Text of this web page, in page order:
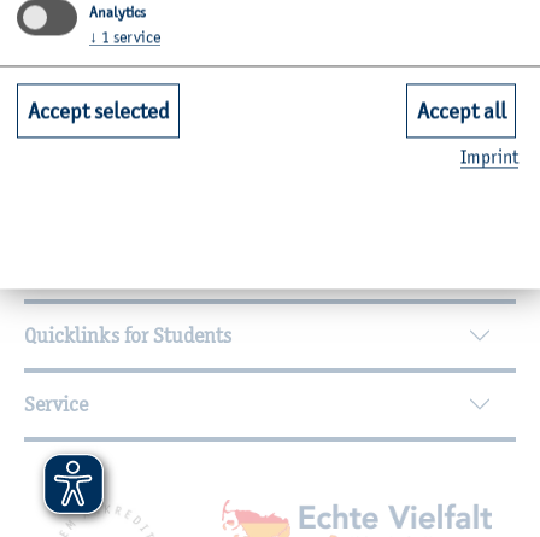
Zurück
Quicklinks for Students
Service
Mitgliedschaften,
Analytics
↓ 1 service
Accept selected Accept all
Imprint